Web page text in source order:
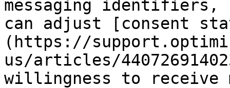
messaging identifiers,
can adjust [consent
(https://
us/articles/
willingness to receive